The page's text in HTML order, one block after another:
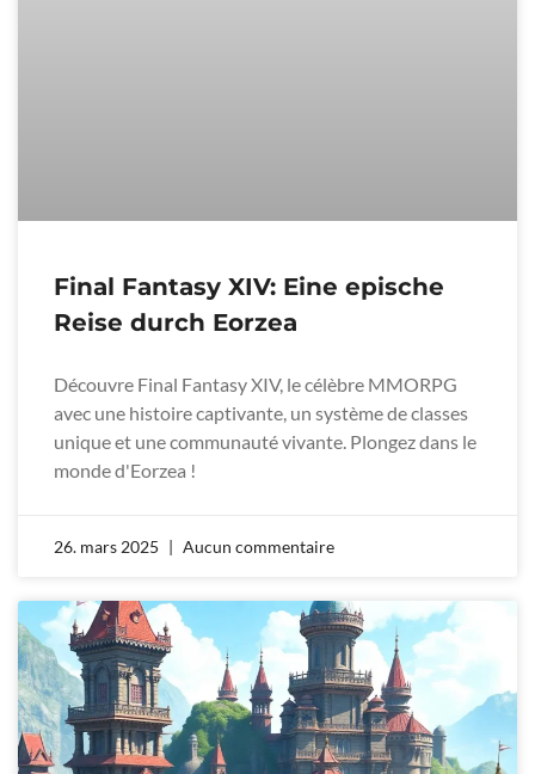
Final Fantasy XIV: Eine epische
Reise durch Eorzea
Découvre Final Fantasy XIV, le célèbre MMORPG
avec une histoire captivante, un système de classes
unique et une communauté vivante. Plongez dans le
monde d'Eorzea !
26. mars 2025 Aucun commentaire